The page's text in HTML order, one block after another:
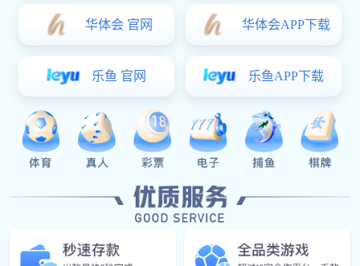
提供更敏捷高效的CAD设计
三维CAD建模设计软件Solid3000是面向机械设计及工业制
从中国本土成长起来的、新一代国产三维设计软件，它拥有
良好的功能与性能，完全国标化设计、完全适应国内用户的
应用需求，并成为国家“制造业信息化工程”中推荐的三维
CAD产品，也是中国机械工程学会机械设计培训的推荐软
件。Solid3000软件包含零件、装配、工程图、报表、钣
金、管道、动画、仿真、渲染、标准件库等模块。